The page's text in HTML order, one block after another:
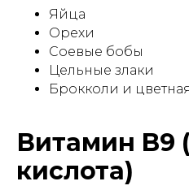
Яйца
Орехи
Соевые бобы
Цельные злаки
Брокколи и
Витамин B9
кислота)